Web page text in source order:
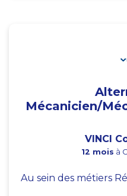
Mécanicien/
VINCI
12 mois à
Au sein des métiers